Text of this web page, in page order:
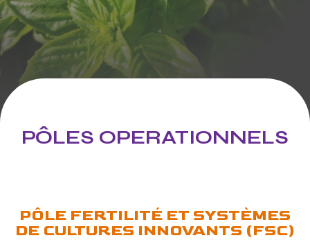
PÔLES OPERATIONNELS
PÔLE FERTILITÉ ET SYSTÈMES
DE CULTURES INNOVANTS (FSC)